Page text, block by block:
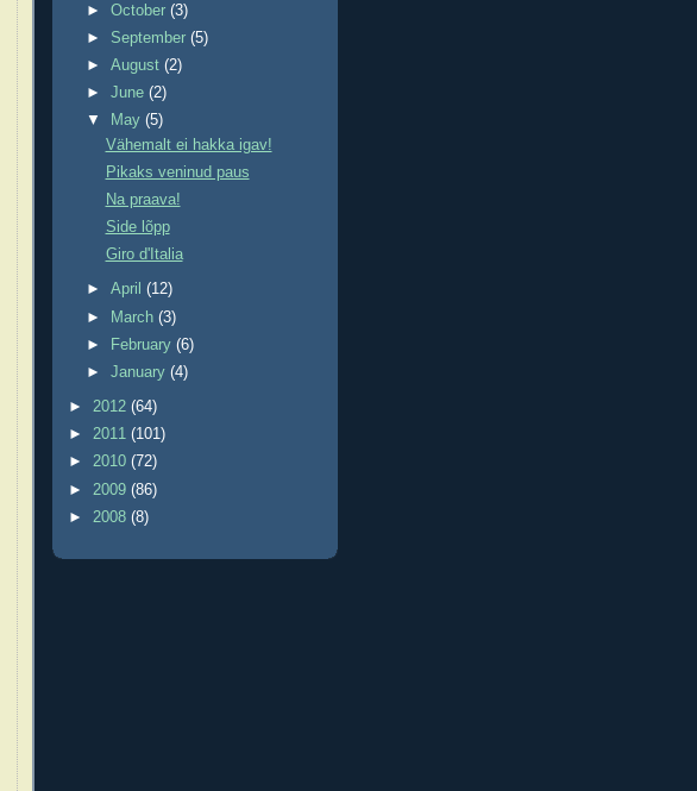
►October(3)
► September(5)
►August(2)
►June(2)
▼
May(5)
Vähemalt ei hakka igav!
Pikaks veninud paus
Na praava!
Side lõpp
Giro d'Italia
►April(12)
►
March(3)
►
February(6)
►January(4)
► 2012 (64)
► 2011 (101)
► 2010 (72)
► 2009 (86)
► 2008 (8)